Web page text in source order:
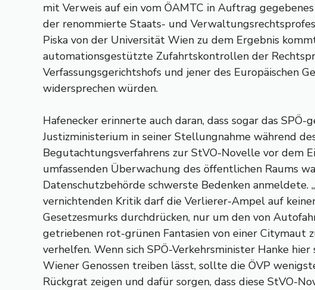
mit Verweis auf ein vom ÖAMTC in Auftrag
der renommierte Staats- und
Piska von der Universität Wien zu dem Ergebnis
automationsgestützte Zufahrtskontrollen der
Verfassungsgerichtshofs und jener des Europäischen
widersprechen würden.
Hafenecker erinnerte auch daran, dass sogar das SPÖ-
Justizministerium in seiner Stellungnahme während
Begutachtungsverfahrens zur StVO-Novelle vor dem
umfassenden Überwachung des öffentlichen Raums
Datenschutzbehörde schwerste Bedenken anmeldete.
vernichtenden Kritik darf die Verlierer-Ampel auf
Gesetzesmurks durchdrücken, nur um den von
getriebenen rot-grünen Fantasien von einer Citymaut
verhelfen. Wenn sich SPÖ-Verkehrsminister Hanke hier
Wiener Genossen treiben lässt, sollte die ÖVP
Rückgrat zeigen und dafür sorgen, dass diese StVO-